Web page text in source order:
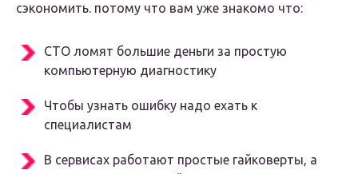
сэкономить. потому что вам уже знакомо что:
СТО ломят большие деньги за простую
компьютерную диагностику
Чтобы узнать ошибку надо ехать к
специалистам
В сервисах работают простые гайковерты, а